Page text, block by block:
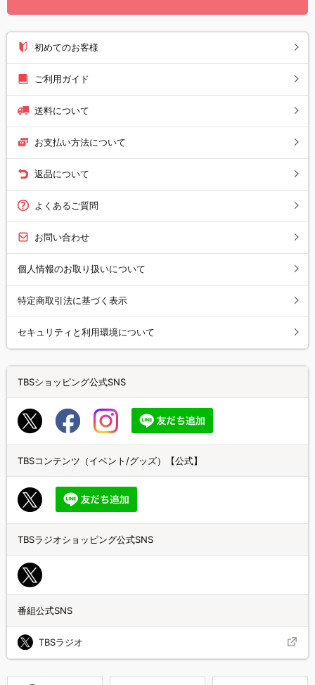
初めてのお客様
ご利用ガイド
送料について
お支払い方法について
返品について
よくあるご質問
お問い合わせ
個人情報のお取り扱いについて
特定商取引法に基づく表示
セキュリティと利用環境について
TBSショッピング公式SNS
TBSコンテンツ（イベント/グッズ）【公式】
TBSラジオショッピング公式SNS
番組公式SNS
TBSラジオ